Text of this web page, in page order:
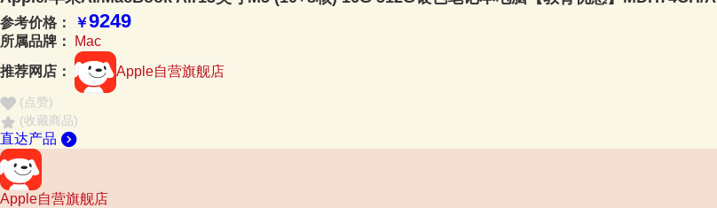
参考价格： ￥9249
所属品牌：
Mac
推荐网店：
Apple自营旗舰店
(点赞)
(收藏商品)
直达产品
Apple自营旗舰店